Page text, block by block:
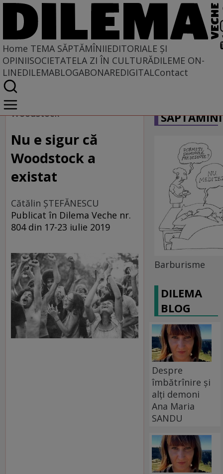
Home TEMA SĂPTĂMÎNIIEDITORIALE ȘI
OPINIISOCIETATELA ZI ÎN CULTURĂDILEME ON-
LINEDILEMABLOGABONAREDIGITALContact
Home
Tema săptămînii
Woodstock
Nu e sigur că
Woodstock a
existat
Cătălin ŞTEFĂNESCU
Publicat în Dilema Veche nr.
804 din 17-23 iulie 2019
Barburisme
DILEMA
BLOG
Despre
îmbătrînire și
alți demoni
Ana Maria
SANDU